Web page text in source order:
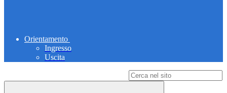
Orientamento
Ingresso
Uscita